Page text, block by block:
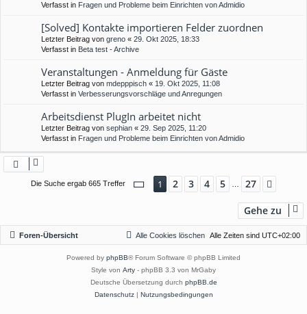
Verfasst in Fragen und Probleme beim Einrichten von Admidio
[Solved] Kontakte importieren Felder zuordnen
Letzter Beitrag von greno « 29. Okt 2025, 18:33
Verfasst in Beta test - Archive
Veranstaltungen - Anmeldung für Gäste
Letzter Beitrag von mdepppisch « 19. Okt 2025, 11:08
Verfasst in Verbesserungsvorschläge und Anregungen
Arbeitsdienst PlugIn arbeitet nicht
Letzter Beitrag von sephian « 29. Sep 2025, 11:20
Verfasst in Fragen und Probleme beim Einrichten von Admidio
Die Suche ergab 665 Treffer Seite 1 von 27
1 2 3 4 5 27
Gehe zu
Foren-Übersicht Alle Zeiten sind UTC+02:00
Alle Cookies löschen
Powered by phpBB® Forum Software © phpBB Limited
Style von Arty - phpBB 3.3 von MrGaby
Deutsche Übersetzung durch phpBB.de
Datenschutz| Nutzungsbedingungen